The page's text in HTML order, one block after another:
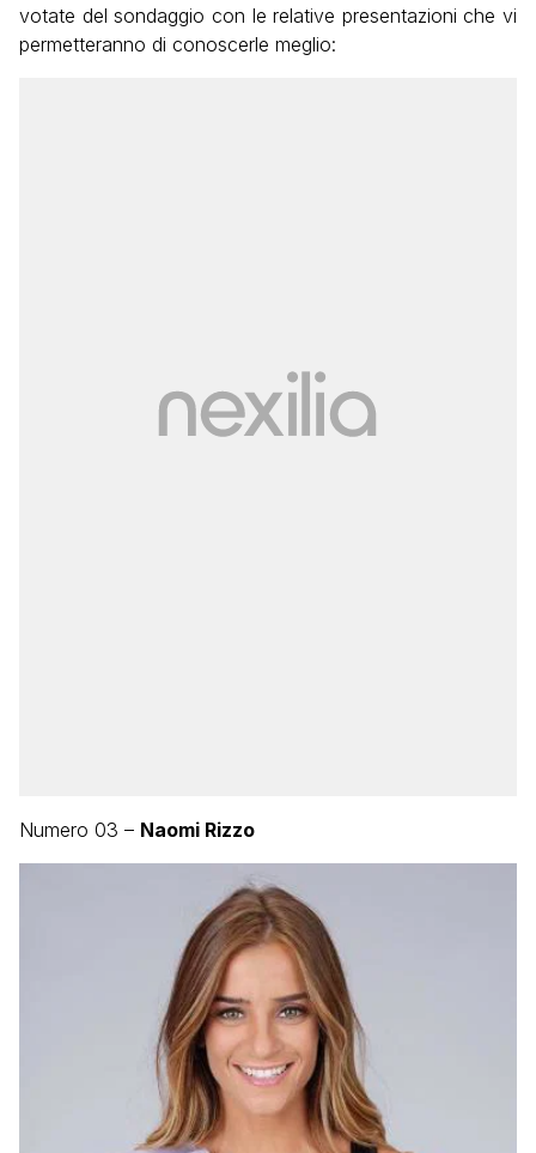
votate del sondaggio con le relative presentazioni che vi
permetteranno di conoscerle meglio:
Numero 03 – Naomi Rizzo